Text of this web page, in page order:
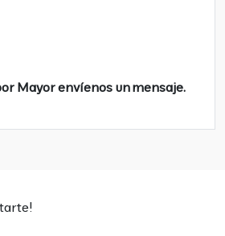
Mayor envíenos un mensaje.